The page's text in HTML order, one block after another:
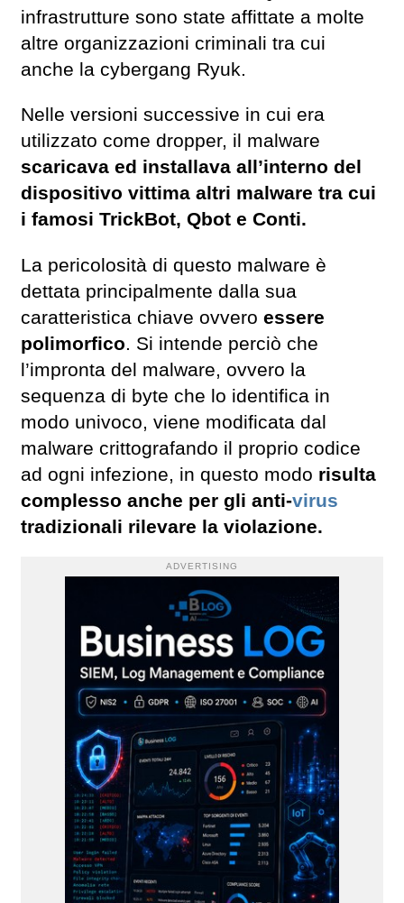
infrastrutture sono state affittate a molte
altre organizzazioni criminali tra cui
anche la cybergang Ryuk.
Nelle versioni successive in cui era
utilizzato come dropper, il malware
scaricava ed installava all’interno del
dispositivo vittima altri malware tra cui
i famosi TrickBot, Qbot e Conti.
La pericolosità di questo malware è
dettata principalmente dalla sua
caratteristica chiave ovvero essere
polimorfico. Si intende perciò che
l’impronta del malware, ovvero la
sequenza di byte che lo identifica in
modo univoco, viene modificata dal
malware crittografando il proprio codice
ad ogni infezione, in questo modo risulta
complesso anche per gli anti-virus
tradizionali rilevare la violazione.
ADVERTISING